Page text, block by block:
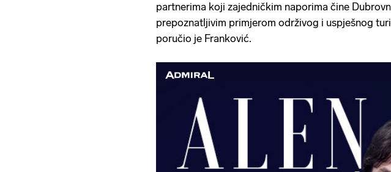
partnerima koji zajedničkim naporima čine
prepoznatljivim primjerom održivog i uspješnog
poručio je Franković.